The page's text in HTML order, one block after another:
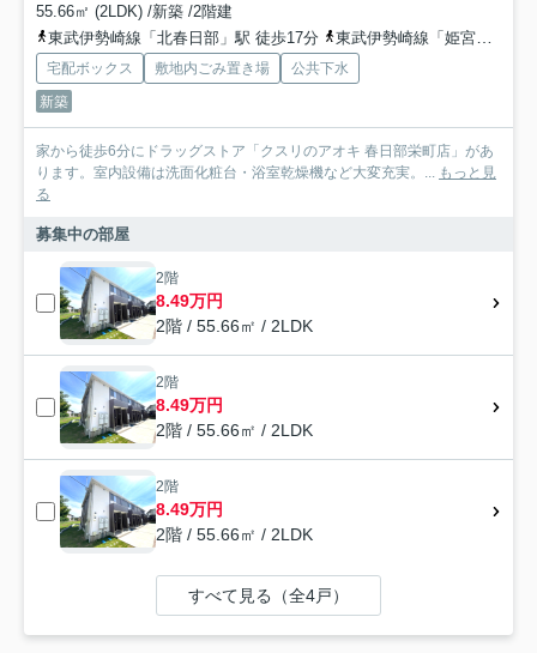
55.66㎡ (2LDK) /新築 /2階建
東武伊勢崎線「北春日部」駅 徒歩17分
東武伊勢崎線「姫宮」駅 徒歩27分
宅配ボックス 敷地内ごみ置き場
公共下水
新築
家から徒歩6分にドラッグストア「クスリのアオキ 春日部栄町店」があ
ります。室内設備は洗面化粧台・浴室乾燥機など大変充実。... もっと見
る
募集中の部屋
2階
8.49万円
2階 / 55.66㎡ / 2LDK
2階
8.49万円
2階 / 55.66㎡ / 2LDK
2階
8.49万円
2階 / 55.66㎡ / 2LDK
すべて見る（全4戸）